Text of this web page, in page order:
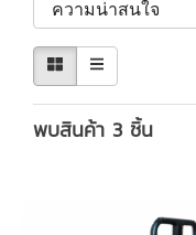
พบสินค้า 3 ชิ้น